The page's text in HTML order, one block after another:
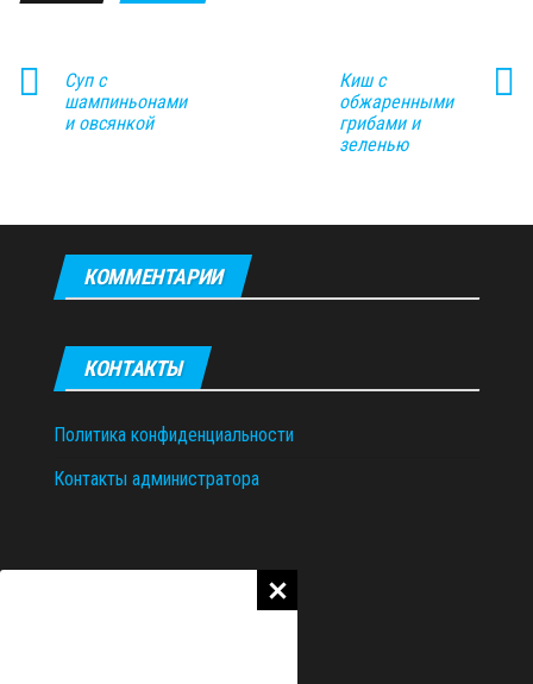
Суп с
шампиньонами
и овсянкой
Киш с
обжаренными
грибами и
зеленью
КОММЕНТАРИИ
КОНТАКТЫ
Политика конфиденциальности
Контакты администратора